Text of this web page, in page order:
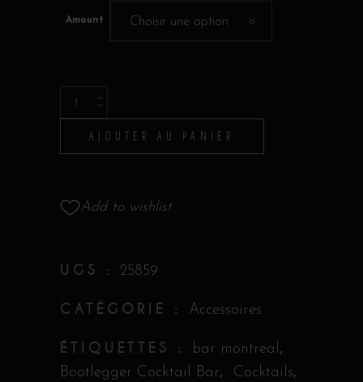
Amount Choisir une option
Carte
Cadeau
Bootlegger
AJOUTER AU PANIER
Add to wishlist
UGS : 25859
CATÉGORIE : Accessoires
ÉTIQUETTES : bar montreal,
Bootlegger Cocktail Bar, Cocktails,